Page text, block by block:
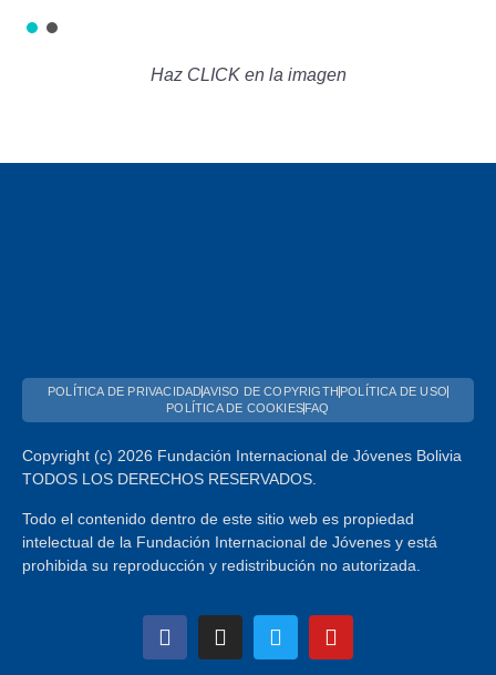
Haz CLICK en la imagen
POLÍTICA DE PRIVACIDADAVISO DE COPYRIGTH POLÍTICA DE USO
POLÍTICA DE COOKIES FAQ
Copyright (c) 2026 Fundación Internacional de Jóvenes Bolivia
TODOS LOS DERECHOS RESERVADOS.
Todo el contenido dentro de este sitio web es propiedad
intelectual de la Fundación Internacional de Jóvenes y está
prohibida su reproducción y redistribución no autorizada.